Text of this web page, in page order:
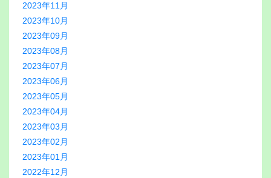
2023年11月
2023年10月
2023年09月
2023年08月
2023年07月
2023年06月
2023年05月
2023年04月
2023年03月
2023年02月
2023年01月
2022年12月